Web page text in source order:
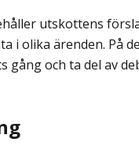
utskottens
i olika ärenden. På
gång och ta del av